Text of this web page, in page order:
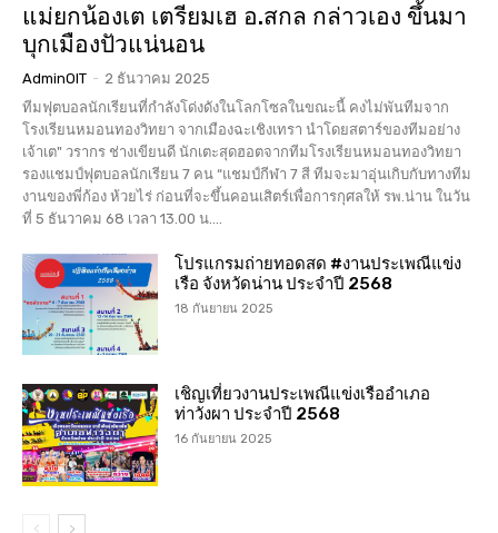
แม่ยกน้องเต เตรียมเฮ อ.สกล กล่าวเอง ขึ้นมา
บุกเมืองปัวแน่นอน
AdminOIT - 2 ธันวาคม 2025
ทีมฟุตบอลนักเรียนที่กำลังโด่งดังในโลกโซลในขณะนี้ คงไม่พันทีมจาก
โรงเรียนหมอนทองวิทยา จากเมืองฉะเชิงเทรา นำโดยสตาร์ของทีมอย่าง
เจ้าเต" วรากร ช่างเขียนดี นักเตะสุดฮอตจากทีมโรงเรียนหมอนทองวิทยา
รองแชมป์ฟุตบอลนักเรียน 7 คน “แชมป์กีฬา 7 สี ทีมจะมาอุ่นเกิบกับทางทีม
งานของพี่ก้อง ห้วยไร่ ก่อนที่จะขึ้นคอนเสิตร์เพื่อการกุศลให้ รพ.น่าน ในวัน
ที่ 5 ธันวาคม 68 เวลา 13.00 น....
โปรแกรมถ่ายทอดสด #งานประเพณีแข่ง
เรือ จังหวัดน่าน ประจำปี 2568
18 กันยายน 2025
เชิญเที่ยวงานประเพณีแข่งเรืออำเภอ
ท่าวังผา ประจำปี 2568
16 กันยายน 2025